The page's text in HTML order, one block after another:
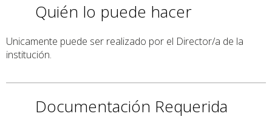
Quién lo puede hacer
Unicamente puede ser realizado por el Director/a de la
institución.
Documentación Requerida